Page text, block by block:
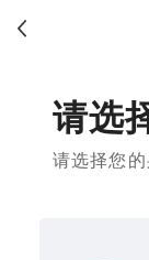
请选
请选择您的